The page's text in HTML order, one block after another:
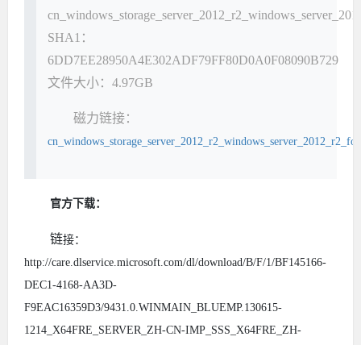
SHA1：
6DD7EE28950A4E302ADF79FF80D0A0F08090B729
文件大小：4.97GB
磁力链接：
官方下载：
链接：
http://care.dlservice.microsoft.com/dl/download/B/F/1/BF145166-
DEC1-4168-AA3D-
F9EAC16359D3/9431.0.WINMAIN_BLUEMP.130615-
1214_X64FRE_SERVER_ZH-CN-IMP_SSS_X64FRE_ZH-